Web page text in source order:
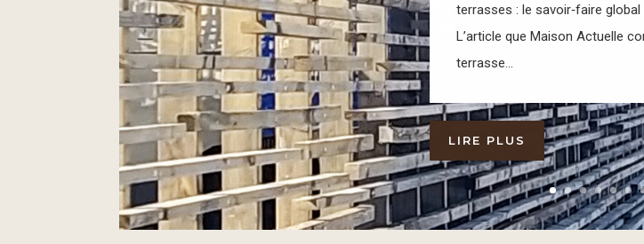
terrasses : le savoir‑faire
L’article que Maison Actuelle
terrasse...
LIRE PLUS